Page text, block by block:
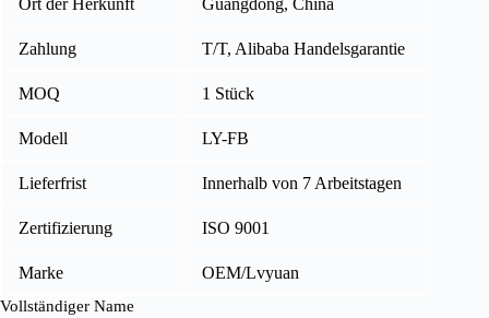
Ort der Herkunft Guangdong, China
Zahlung T/T, Alibaba Handelsgarantie
MOQ 1 Stück
Modell LY-FB
Lieferfrist Innerhalb von 7 Arbeitstagen
Zertifizierung ISO 9001
Marke OEM/Lvyuan
Vollständiger Name